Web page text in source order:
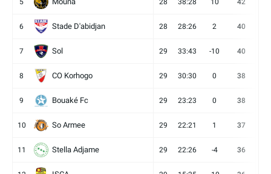
6 Stade D'abidjan 28 28:26 2 40
7 Sol 29 33:43 -10 40
8 CO Korhogo 29 30:30 0 38
9 Bouaké Fc 29 23:23 0 38
10 So Armee 29 22:21 1 37
11 Stella Adjame 29 22:26 -4 36